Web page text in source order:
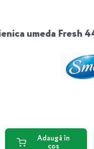
umeda Fresh
Adaugă în
coș